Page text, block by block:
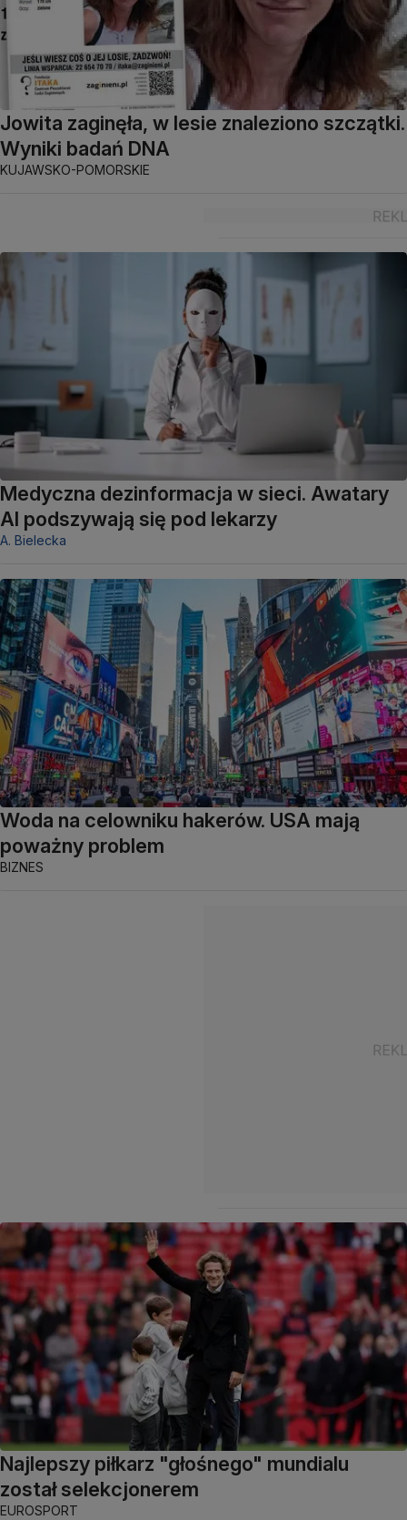
Jowita zaginęła, w lesie znaleziono szczątki.
Wyniki badań DNA
KUJAWSKO-POMORSKIE
Medyczna dezinformacja w sieci. Awatary
AI podszywają się pod lekarzy
A. Bielecka
Woda na celowniku hakerów. USA mają
poważny problem
BIZNES
Najlepszy piłkarz "głośnego" mundialu
został selekcjonerem
EUROSPORT